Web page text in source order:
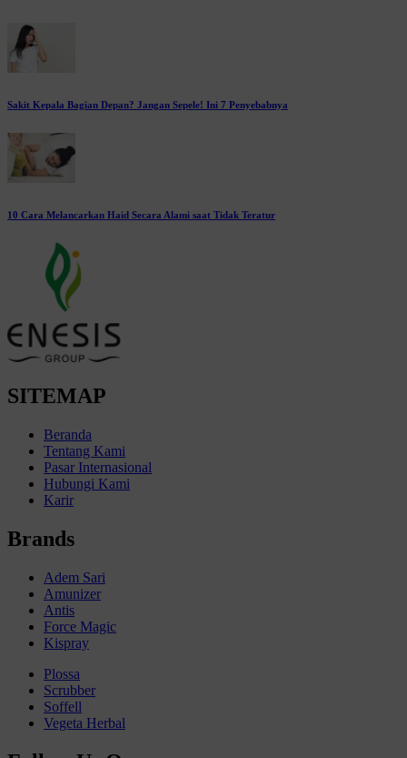
Sakit Kepala Bagian Depan? Jangan Sepele! Ini 7 Penyebabnya
10 Cara Melancarkan Haid Secara Alami saat Tidak Teratur
SITEMAP
Beranda
Tentang Kami
Pasar Internasional
Hubungi Kami
Karir
Brands
Adem Sari
Amunizer
Antis
Force Magic
Kispray
Plossa
Scrubber
Soffell
Vegeta Herbal